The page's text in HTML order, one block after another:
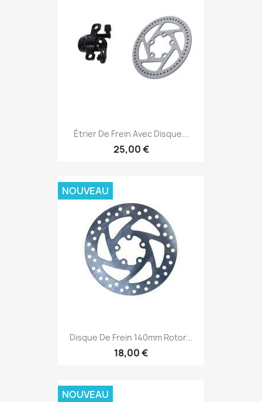
Étrier De Frein Avec Disque...
25,00 €
Disque De Frein 140mm Rotor...
18,00 €
NOUVEAU
NOUVEAU